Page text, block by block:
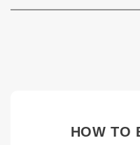
HOW TO